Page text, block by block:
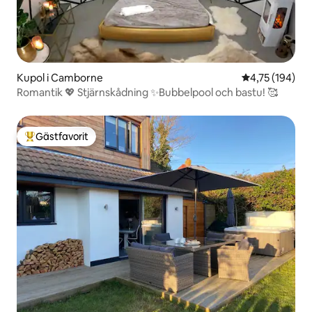
Kupol i Camborne 4,75 av 5 i
4,75 (194)
Romantik 💖 Stjärnskådning ✨Bubbelpool och bastu! 🥰
Populär gästfavorit
Gästfavorit